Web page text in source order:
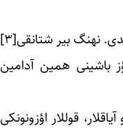
و اسکندر باشینی او بیری شکیلده‌کی آدامین چینی‌نین اوستونده‌کی دئشیکدن چیخارتدی. او آدام یئکه‌پرین بیری‌یدی. نهنگ بیر شتانقی[۳]
باشینی همین آدامین
قوللار اؤزونونکی